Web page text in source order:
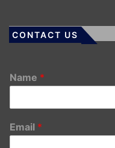
CONTACT US
Name *
Email *